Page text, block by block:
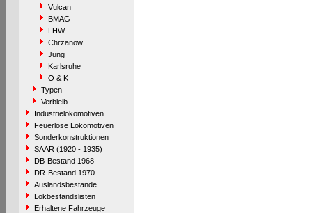
Vulcan
BMAG
LHW
Chrzanow
Jung
Karlsruhe
O & K
Typen
Verbleib
Industrielokomotiven
Feuerlose Lokomotiven
Sonderkonstruktionen
SAAR (1920 - 1935)
DB-Bestand 1968
DR-Bestand 1970
Auslandsbestände
Lokbestandslisten
Erhaltene Fahrzeuge